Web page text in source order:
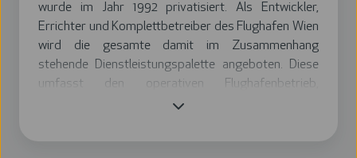
wurde im Jahr 1992 privatisiert. Als Entwickler,
Errichter und Komplettbetreiber des Flughafen Wien
wird die gesamte damit im Zusammenhang
stehende Dienstleistungspalette angeboten. Diese
umfasst den operativen Flughafenbetrieb,
Bodenabfertigungsdienste,